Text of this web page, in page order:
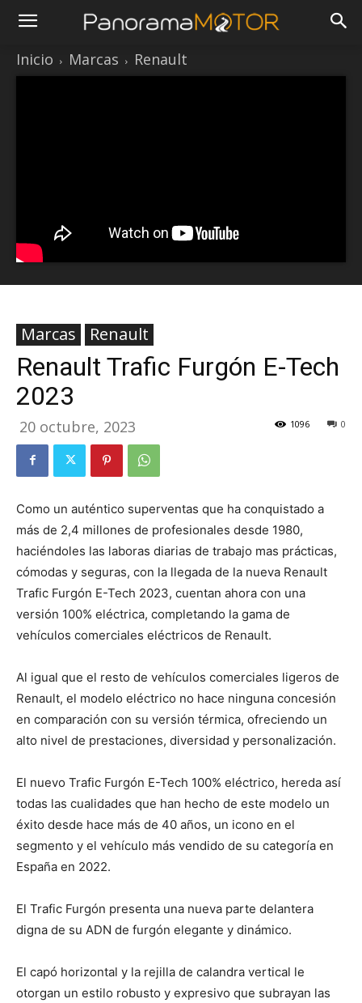
Inicio Marcas Renault
Marcas Renault
Renault Trafic Furgón E-Tech
2023
20 octubre, 2023 0
1096
Como un auténtico superventas que ha conquistado a
más de 2,4 millones de profesionales desde 1980,
haciéndoles las laboras diarias de trabajo mas prácticas,
cómodas y seguras, con la llegada de la nueva Renault
Trafic Furgón E-Tech 2023, cuentan ahora con una
versión 100% eléctrica, completando la gama de
vehículos comerciales eléctricos de Renault.
Al igual que el resto de vehículos comerciales ligeros de
Renault, el modelo eléctrico no hace ninguna concesión
en comparación con su versión térmica, ofreciendo un
alto nivel de prestaciones, diversidad y personalización.
El nuevo Trafic Furgón E-Tech 100% eléctrico, hereda así
todas las cualidades que han hecho de este modelo un
éxito desde hace más de 40 años, un icono en el
segmento y el vehículo más vendido de su categoría en
España en 2022.
El Trafic Furgón presenta una nueva parte delantera
digna de su ADN de furgón elegante y dinámico.
El capó horizontal y la rejilla de calandra vertical le
otorgan un estilo robusto y expresivo que subrayan las